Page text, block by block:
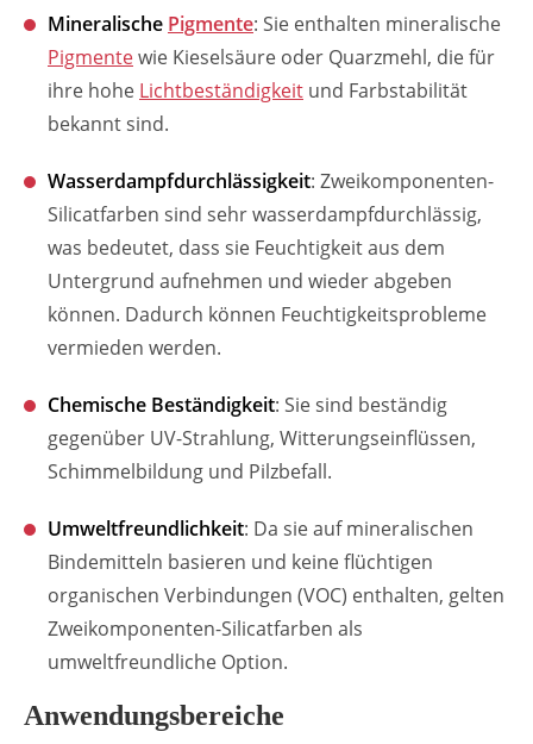
Mineralische Pigmente: Sie enthalten mineralische
Pigmentewie Kieselsäure oder Quarzmehl, die für
ihre hohe Lichtbeständigkeit und Farbstabilität
bekannt sind.
Wasserdampfdurchlässigkeit: Zweikomponenten-
Silicatfarben sind sehr wasserdampfdurchlässig,
was bedeutet, dass sie Feuchtigkeit aus dem
Untergrund aufnehmen und wieder abgeben
können. Dadurch können Feuchtigkeitsprobleme
vermieden werden.
Chemische Beständigkeit: Sie sind beständig
gegenüber UV-Strahlung, Witterungseinflüssen,
Schimmelbildung und Pilzbefall.
Umweltfreundlichkeit: Da sie auf mineralischen
Bindemitteln basieren und keine flüchtigen
organischen Verbindungen (VOC) enthalten, gelten
Zweikomponenten-Silicatfarben als
umweltfreundliche Option.
Anwendungsbereiche